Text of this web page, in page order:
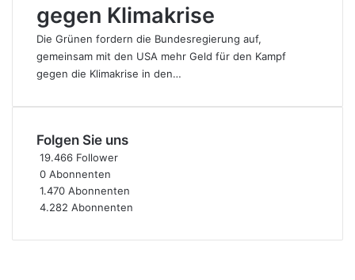
gegen Klimakrise
Die Grünen fordern die Bundesregierung auf,
gemeinsam mit den USA mehr Geld für den Kampf
gegen die Klimakrise in den…
Folgen Sie uns
19.466 Follower
0 Abonnenten
1.470 Abonnenten
4.282 Abonnenten